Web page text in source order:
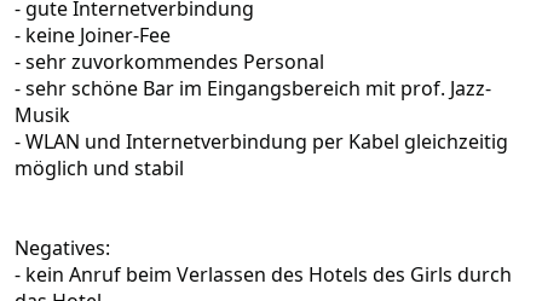
- gute Internetverbindung
- keine Joiner-Fee
- sehr zuvorkommendes Personal
- sehr schöne Bar im Eingangsbereich mit prof. Jazz-
Musik
- WLAN und Internetverbindung per Kabel gleichzeitig
möglich und stabil
Negatives:
- kein Anruf beim Verlassen des Hotels des Girls durch